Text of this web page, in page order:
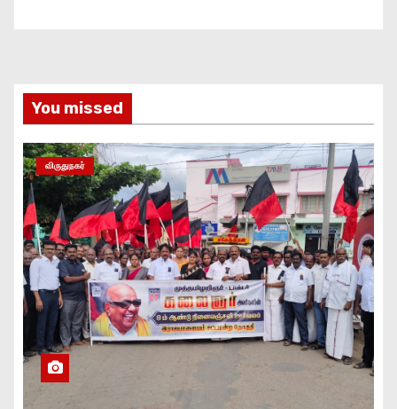
You missed
விருதுநகர்